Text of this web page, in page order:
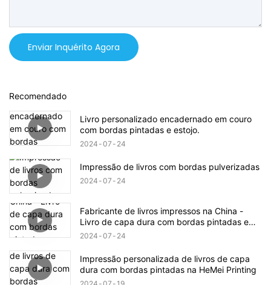
Enviar Inquérito Agora
Recomendado
Livro personalizado encadernado em couro
com bordas pintadas e estojo.
2024 07 24
Impressão de livros com bordas pulverizadas
2024 07 24
Fabricante de livros impressos na China -
Livro de capa dura com bordas pintadas e
sobrecapa com estampa metalizada.
2024 07 24
Impressão personalizada de livros de capa
dura com bordas pintadas na HeMei Printing